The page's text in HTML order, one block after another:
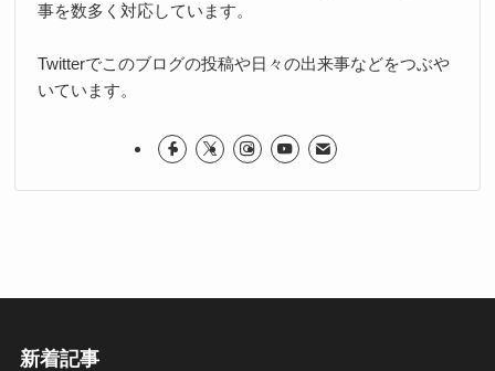
事を数多く対応しています。
Twitterでこのブログの投稿や日々の出来事などをつぶや
いています。
新着記事